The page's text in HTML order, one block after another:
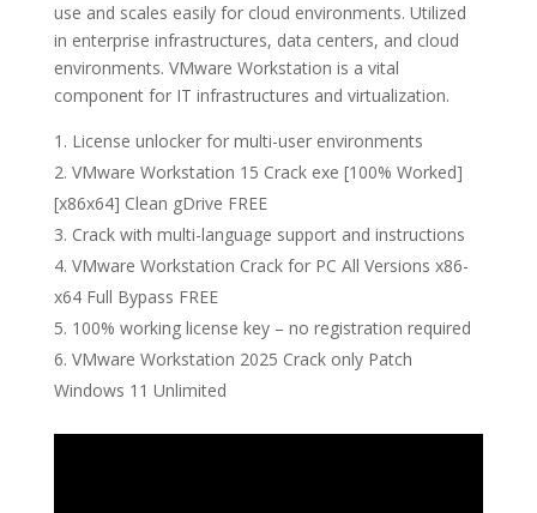
use and scales easily for cloud environments. Utilized
in enterprise infrastructures, data centers, and cloud
environments. VMware Workstation is a vital
component for IT infrastructures and virtualization.
License unlocker for multi-user environments
VMware Workstation 15 Crack exe [100% Worked]
[x86x64] Clean gDrive FREE
Crack with multi-language support and instructions
VMware Workstation Crack for PC All Versions x86-
x64 Full Bypass FREE
100% working license key – no registration required
VMware Workstation 2025 Crack only Patch
Windows 11 Unlimited